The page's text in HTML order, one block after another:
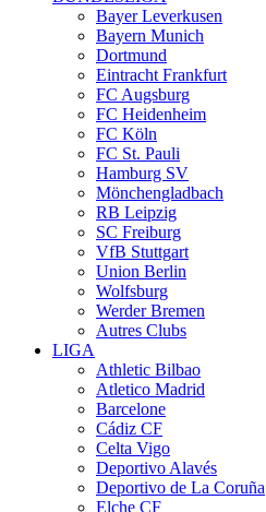
Bayer Leverkusen
Bayern Munich
Dortmund
Eintracht Frankfurt
FC Augsburg
FC Heidenheim
FC Köln
FC St. Pauli
Hamburg SV
Mönchengladbach
RB Leipzig
SC Freiburg
VfB Stuttgart
Union Berlin
Wolfsburg
Werder Bremen
Autres Clubs
LIGA
Athletic Bilbao
Atletico Madrid
Barcelone
Cádiz CF
Celta Vigo
Deportivo Alavés
Deportivo de La Coruña
Elche CF